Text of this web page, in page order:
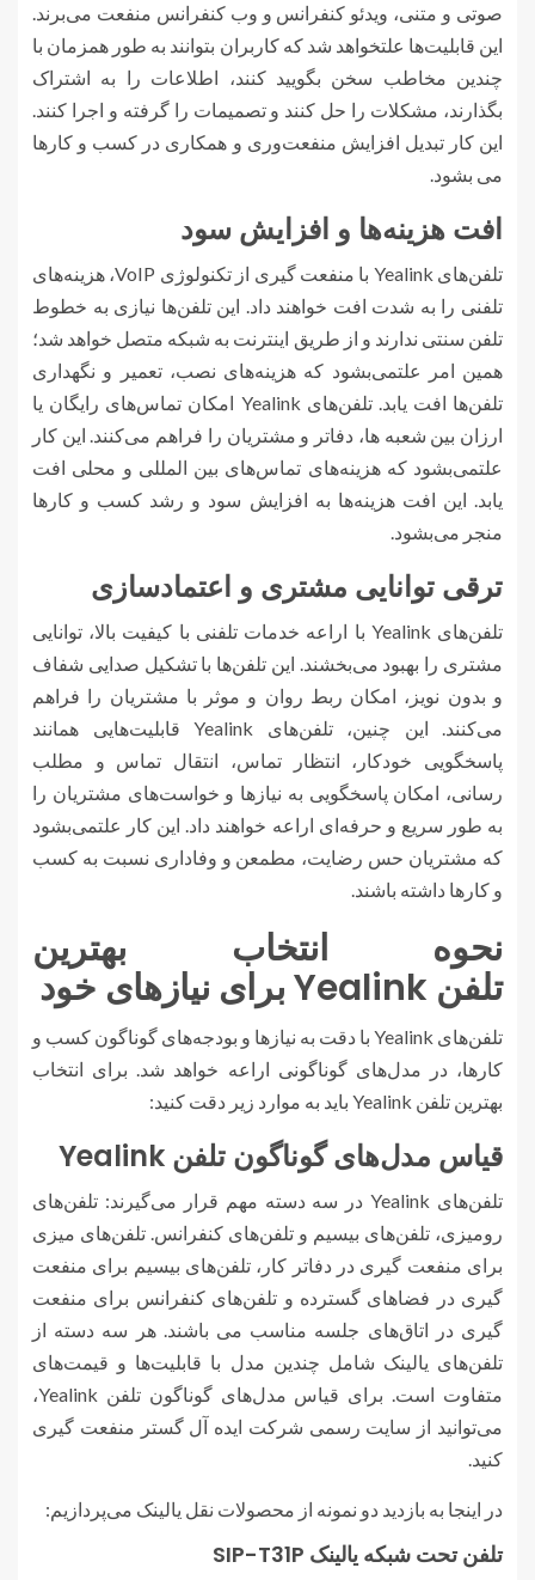
صوتی و متنی، ویدئو کنفرانس و وب کنفرانس منفعت می‌برند.
این قابلیت‌ها علتخواهد شد که کاربران بتوانند به طور همزمان با
چندین مخاطب سخن بگویید کنند، اطلاعات را به اشتراک
بگذارند، مشکلات را حل کنند و تصمیمات را گرفته و اجرا کنند.
این کار تبدیل افزایش منفعت‌وری و همکاری در کسب و کارها
می بشود.
افت هزینه‌ها و افزایش سود
تلفن‌های Yealink با منفعت گیری از تکنولوژی VoIP، هزینه‌های
تلفنی را به شدت افت خواهند داد. این تلفن‌ها نیازی به خطوط
تلفن سنتی ندارند و از طریق اینترنت به شبکه متصل خواهد شد؛
همین امر علتمی‌بشود که هزینه‌های نصب، تعمیر و نگهداری
تلفن‌ها افت یابد. تلفن‌های Yealink امکان تماس‌های رایگان یا
ارزان بین شعبه ها، دفاتر و مشتریان را فراهم می‌کنند. این کار
علتمی‌بشود که هزینه‌های تماس‌های بین المللی و محلی افت
یابد. این افت هزینه‌ها به افزایش سود و رشد کسب و کارها
منجر می‌بشود.
ترقی توانایی مشتری و اعتمادسازی
تلفن‌های Yealink با اراعه خدمات تلفنی با کیفیت بالا، توانایی
مشتری را بهبود می‌بخشند. این تلفن‌ها با تشکیل صدایی شفاف
و بدون نویز، امکان ربط روان و موثر با مشتریان را فراهم
می‌کنند. این چنین، تلفن‌های Yealink قابلیت‌هایی همانند
پاسخگویی خودکار، انتظار تماس، انتقال تماس و مطلب
رسانی، امکان پاسخگویی به نیازها و خواست‌های مشتریان را
به طور سریع و حرفه‌ای اراعه خواهند داد. این کار علتمی‌بشود
که مشتریان حس رضایت، مطمعن و وفاداری نسبت به کسب
و کارها داشته باشند.
نحوه انتخاب بهترین
تلفن Yealink برای نیازهای خود
تلفن‌های Yealink با دقت به نیازها و بودجه‌های گوناگون کسب و
کارها، در مدل‌های گوناگونی اراعه خواهد شد. برای انتخاب
بهترین تلفن Yealink باید به موارد زیر دقت کنید:
قیاس مدل‌های گوناگون تلفن Yealink
تلفن‌های Yealink در سه دسته مهم قرار می‌گیرند: تلفن‌های
رومیزی، تلفن‌های بیسیم و تلفن‌های کنفرانس. تلفن‌های میزی
برای منفعت گیری در دفاتر کار، تلفن‌های بیسیم برای منفعت
گیری در فضاهای گسترده و تلفن‌های کنفرانس برای منفعت
گیری در اتاق‌های جلسه مناسب می باشند. هر سه دسته از
تلفن‌های یالینک شامل چندین مدل با قابلیت‌ها و قیمت‌های
متفاوت است. برای قیاس مدل‌های گوناگون تلفن Yealink،
می‌توانید از سایت رسمی شرکت ایده آل گستر منفعت گیری
کنید.
در اینجا به بازدید دو نمونه از محصولات نقل یالینک می‌پردازیم:
تلفن تحت شبکه یالینک SIP-T31P